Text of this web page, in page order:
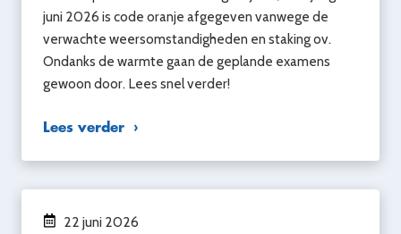
juni 2026 is code oranje afgegeven vanwege de
verwachte weersomstandigheden en staking ov.
Ondanks de warmte gaan de geplande examens
gewoon door. Lees snel verder!
Lees verder
22 juni 2026